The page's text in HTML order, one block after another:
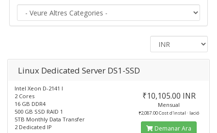
Linux Dedicated Server DS1-SSD
Intel Xeon D-2141 I
2 Cores
16 GB DDR4
500 GB SSD RAID 1
5TB Monthly Data Transfer
2 Dedicated IP
₹10,105.00 INR
Mensual
₹2,087.00 Cost d'instal · lació
Demanar Ara